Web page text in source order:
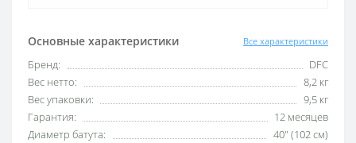
Основные характеристики Все характеристики
Бренд:
DFC
Вес нетто:
8,2 кг
Вес упаковки:
9,5 кг
Гарантия:
12 месяцев
Диаметр батута:
40" (102 см)